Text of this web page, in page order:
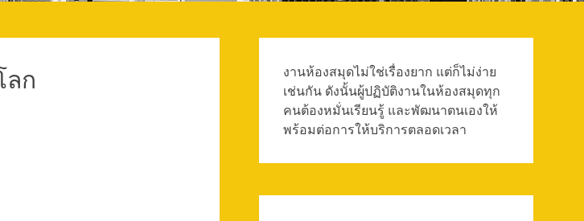
ลก
งานห้องสมุดไม่ใช่เรื่องยาก แต่ก็ไม่ง่าย
เช่นกัน ดังนั้นผู้ปฏิบัติงานในห้องสมุดทุก
คนต้องหมั่นเรียนรู้ และพัฒนาตนเองให้
พร้อมต่อการให้บริการตลอดเวลา